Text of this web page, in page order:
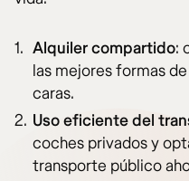
Alquiler compartido:
las mejores formas
caras.
Uso eficiente del
coches privados y
transporte público